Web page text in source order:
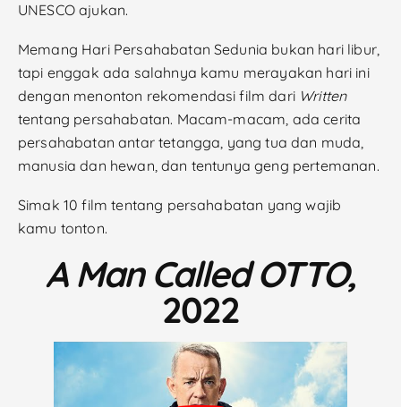
UNESCO ajukan.
Memang Hari Persahabatan Sedunia bukan hari libur,
tapi enggak ada salahnya kamu merayakan hari ini
dengan menonton rekomendasi film dari Written
tentang persahabatan. Macam-macam, ada cerita
persahabatan antar tetangga, yang tua dan muda,
manusia dan hewan, dan tentunya geng pertemanan.
Simak 10 film tentang persahabatan yang wajib
kamu tonton.
A Man Called OTTO,
2022